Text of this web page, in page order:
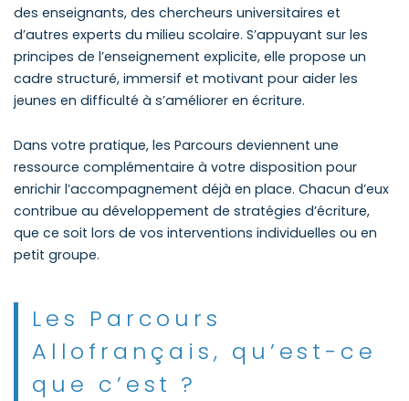
des enseignants, des chercheurs universitaires et
d’autres experts du milieu scolaire. S’appuyant sur les
principes de l’enseignement explicite, elle propose un
cadre structuré, immersif et motivant pour aider les
jeunes en difficulté à s’améliorer en écriture.
Dans votre pratique, les Parcours deviennent une
ressource complémentaire à votre disposition pour
enrichir l’accompagnement déjà en place. Chacun d’eux
contribue au développement de stratégies d’écriture,
que ce soit lors de vos interventions individuelles ou en
petit groupe.
Les Parcours
Allofrançais, qu’est-ce
que c’est ?